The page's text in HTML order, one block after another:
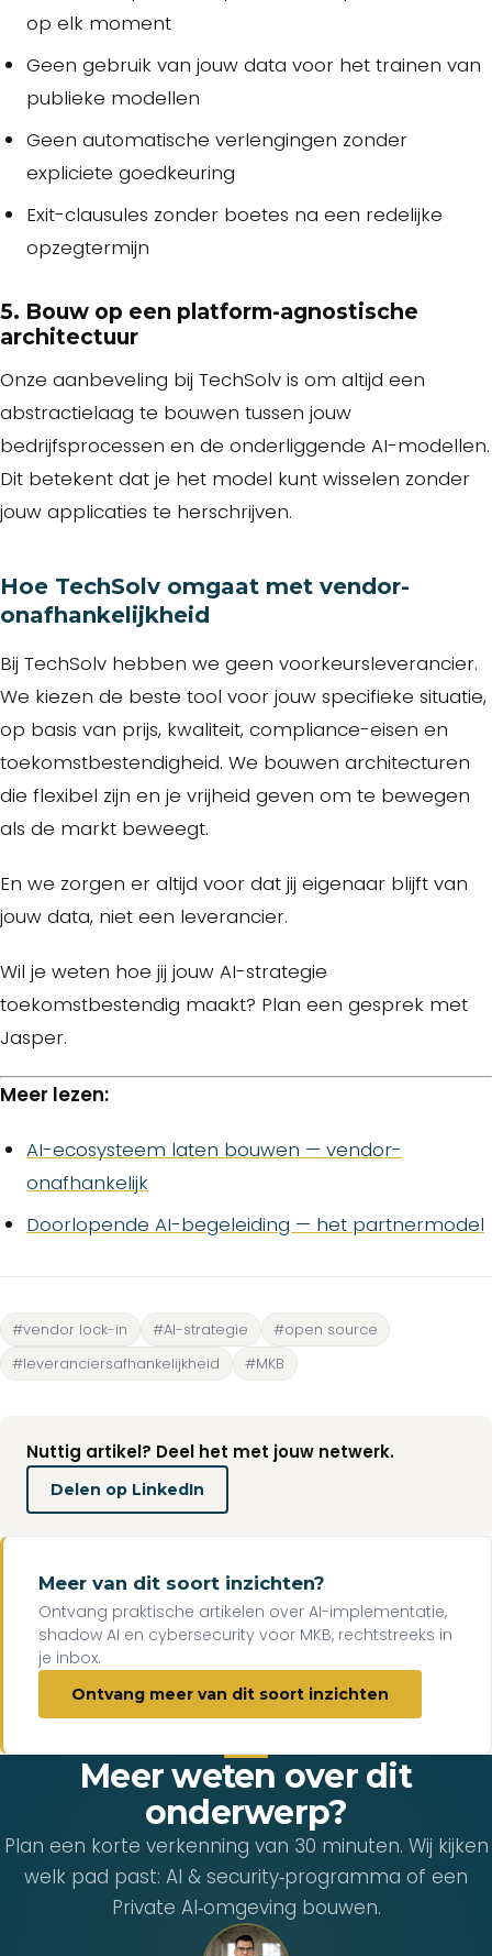
op elk moment
Geen gebruik van jouw data voor het trainen van
publieke modellen
Geen automatische verlengingen zonder
expliciete goedkeuring
Exit-clausules zonder boetes na een redelijke
opzegtermijn
5. Bouw op een platform-agnostische
architectuur
Onze aanbeveling bij TechSolv is om altijd een
abstractielaag te bouwen tussen jouw
bedrijfsprocessen en de onderliggende AI-modellen.
Dit betekent dat je het model kunt wisselen zonder
jouw applicaties te herschrijven.
Hoe TechSolv omgaat met vendor-
onafhankelijkheid
Bij TechSolv hebben we geen voorkeursleverancier.
We kiezen de beste tool voor jouw specifieke situatie,
op basis van prijs, kwaliteit, compliance-eisen en
toekomstbestendigheid. We bouwen architecturen
die flexibel zijn en je vrijheid geven om te bewegen
als de markt beweegt.
En we zorgen er altijd voor dat jij eigenaar blijft van
jouw data, niet een leverancier.
Wil je weten hoe jij jouw AI-strategie
toekomstbestendig maakt? Plan een gesprek met
Jasper.
Meer lezen:
AI-ecosysteem laten bouwen — vendor-
onafhankelijk
Doorlopende AI-begeleiding — het partnermodel
#vendor lock-in #AI-strategie
#open source
#leveranciersafhankelijkheid
#MKB
Nuttig artikel? Deel het met jouw netwerk.
Delen op LinkedIn
Meer van dit soort inzichten?
Ontvang praktische artikelen over AI-implementatie,
shadow AI en cybersecurity voor MKB, rechtstreeks in
je inbox.
Ontvang meer van dit soort inzichten
Meer weten over dit
onderwerp?
Plan een korte verkenning van 30 minuten. Wij kijken
welk pad past: AI & security‑programma of een
Private AI‑omgeving bouwen.